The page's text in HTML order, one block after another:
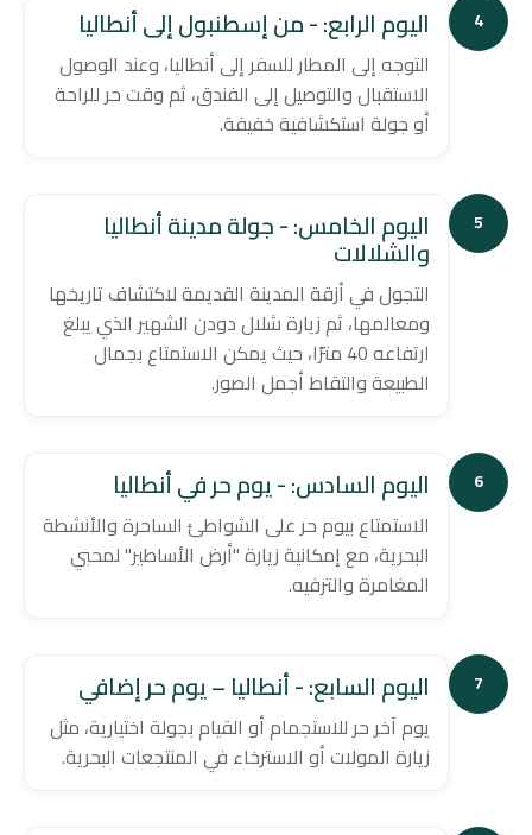
4 اليوم الرابع: - من إسطنبول إلى أنطاليا
التوجه إلى المطار للسفر إلى أنطاليا، وعند الوصول
الاستقبال والتوصيل إلى الفندق، ثم وقت حر للراحة
أو جولة استكشافية خفيفة.
5 اليوم الخامس: - جولة مدينة أنطاليا
والشلالات
التجول في أزقة المدينة القديمة لاكتشاف تاريخها
ومعالمها، ثم زيارة شلال دودن الشهير الذي يبلغ
ارتفاعه 40 مترًا، حيث يمكن الاستمتاع بجمال
الطبيعة والتقاط أجمل الصور.
6 اليوم السادس: - يوم حر في أنطاليا
الاستمتاع بيوم حر على الشواطئ الساحرة والأنشطة
البحرية، مع إمكانية زيارة "أرض الأساطير" لمحبي
المغامرة والترفيه.
7 اليوم السابع: - أنطاليا – يوم حر إضافي
يوم آخر حر للاستجمام أو القيام بجولة اختيارية، مثل
زيارة المولات أو الاسترخاء في المنتجعات البحرية.